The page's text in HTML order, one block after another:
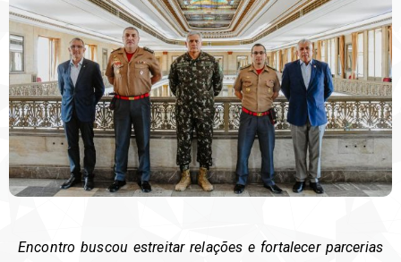
Encontro buscou estreitar relações e fortalecer parcerias